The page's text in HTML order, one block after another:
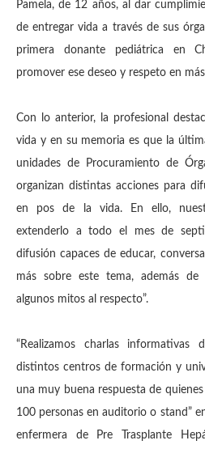
Pamela, de 12 años, al dar
de entregar vida a través de sus
primera donante pediátrica en
promover ese deseo y respeto en
Con lo anterior, la profesional
vida y en su memoria es que la
unidades de Procuramiento de
organizan distintas acciones para
en pos de la vida. En ello,
extenderlo a todo el mes de
difusión capaces de educar,
más sobre este tema, además
algunos mitos al respecto”.
“Realizamos charlas
distintos centros de formación y
una muy buena respuesta de
100 personas en auditorio o stand”
enfermera de Pre Trasplante